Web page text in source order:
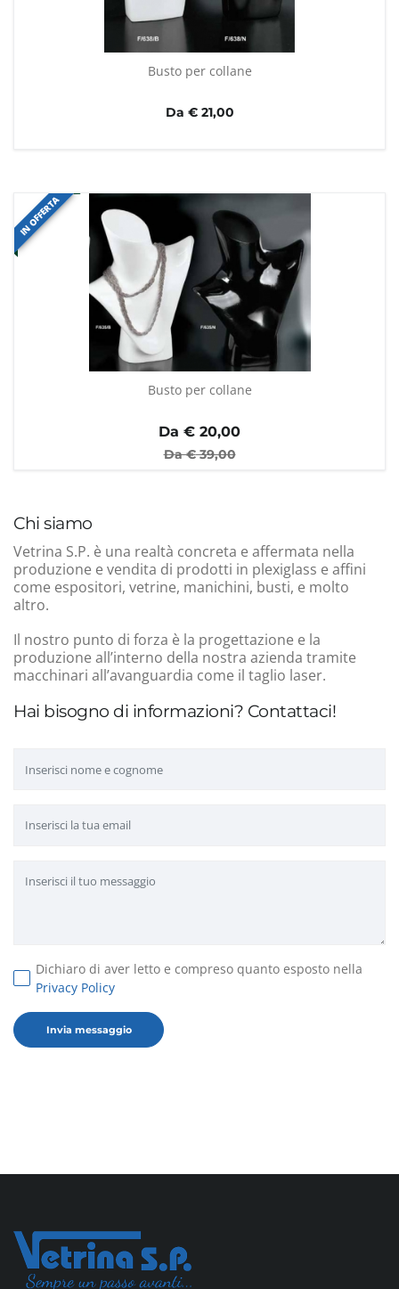
Hai bisogno di informazioni? Contattaci!
Dichiaro di aver letto e compreso quanto esposto nella
Privacy Policy
Chi siamo
Vetrina S.P. è una realtà concreta e affermata nella
produzione e vendita di prodotti in plexiglass e affini
come espositori, vetrine, manichini, busti, e molto
altro.
Il nostro punto di forza è la progettazione e la
produzione all’interno della nostra azienda tramite
macchinari all’avanguardia come il taglio laser.
Busto per collane
Da € 21,00
IN OFFERTA
Busto per collane
Da € 20,00
Da €39,00